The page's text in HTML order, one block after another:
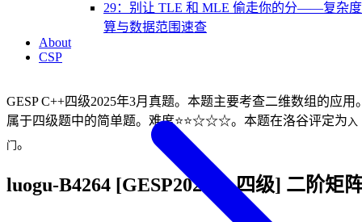
29：别让 TLE 和 MLE 偷走你的分——复杂
算与数据范围速查
About
CSP
GESP C++四级2025年3月真题。本题主要考查二维数组的应用
属于四级题中的简单题。难度⭐⭐☆☆☆。本题在洛谷评定为 入
门。
luogu-B4264 [GESP202503 四级] 二阶矩